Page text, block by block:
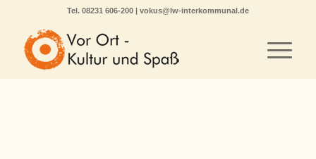
Tel. 08231 606-200 | vokus@lw-interkommunal.de